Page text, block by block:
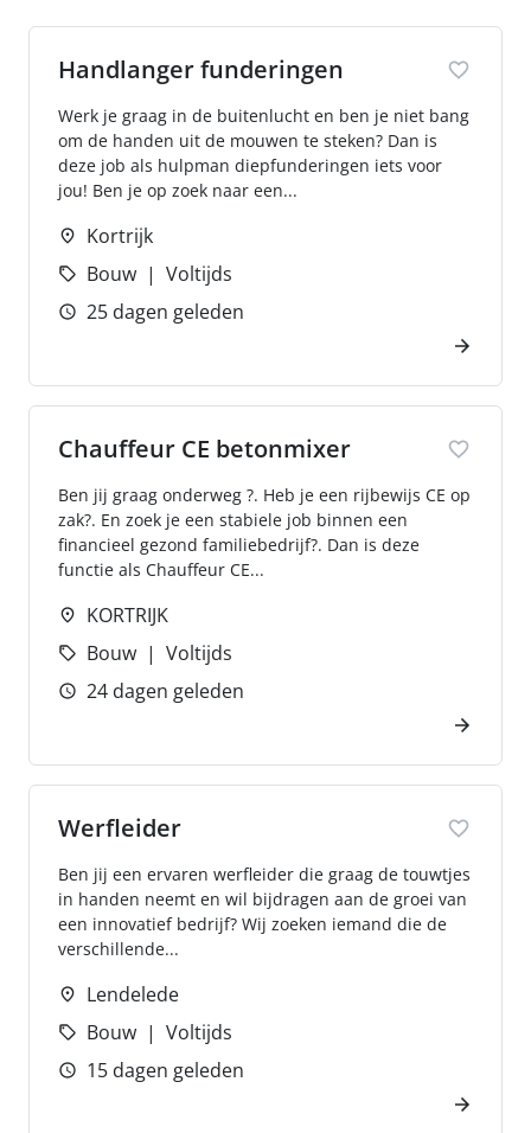
Handlanger funderingen
Werk je graag in de buitenlucht en ben je niet bang
om de handen uit de mouwen te steken? Dan is
deze job als hulpman diepfunderingen iets voor
jou! Ben je op zoek naar een...
Kortrijk
Bouw
Voltijds
25 dagen geleden
Chauffeur CE betonmixer
Ben jij graag onderweg ?. Heb je een rijbewijs CE op
zak?. En zoek je een stabiele job binnen een
financieel gezond familiebedrijf?. Dan is deze
functie als Chauffeur CE...
KORTRIJK
Bouw
Voltijds
24 dagen geleden
Werfleider
Ben jij een ervaren werfleider die graag de touwtjes
in handen neemt en wil bijdragen aan de groei van
een innovatief bedrijf? Wij zoeken iemand die de
verschillende...
Lendelede
Bouw
Voltijds
15 dagen geleden